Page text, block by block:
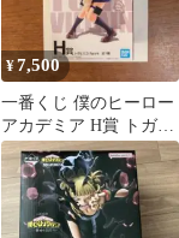
¥7,500
一番くじ 僕のヒーロー
アカデミア H賞 トガヒ
ミコ フィギュア